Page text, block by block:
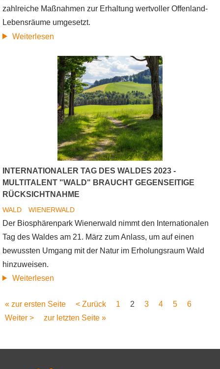
zahlreiche Maßnahmen zur Erhaltung wertvoller Offenland-
Lebensräume umgesetzt.
Weiterlesen
Landschaftspflege
im
BPWW
INTERNATIONALER TAG DES WALDES 2023 -
MULTITALENT "WALD" BRAUCHT GEGENSEITIGE
RÜCKSICHTNAHME
WALD WIENERWALD
Der Biosphärenpark Wienerwald nimmt den Internationalen
Tag des Waldes am 21. März zum Anlass, um auf einen
bewussten Umgang mit der Natur im Erholungsraum Wald
hinzuweisen.
Weiterlesen
des
Waldes
Seitennummerierung
Erste
Seite
« zur ersten Seite
Vorherige
Seite
< Zurück Seite
1
Aktuelle
2 Seite
3 Seite
4 Seite
5 Seite
6
Nächste
Weiter >
Letzte
zur letzten Seite »